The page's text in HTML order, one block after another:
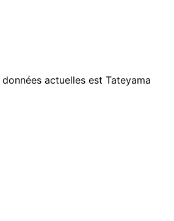
actuelles est Tateyama